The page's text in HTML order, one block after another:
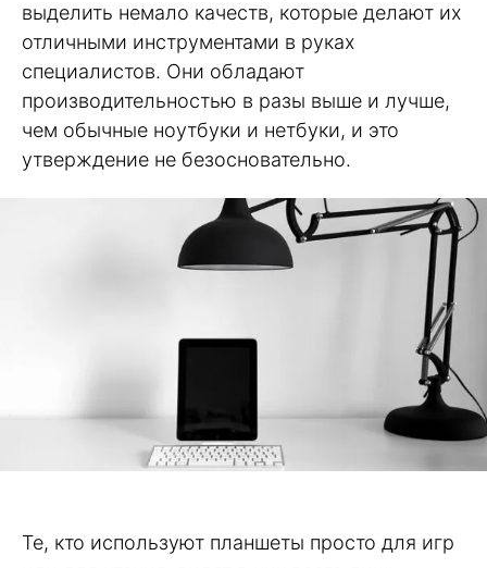
выделить немало качеств, которые делают их
отличными инструментами в руках
специалистов. Они обладают
производительностью в разы выше и лучше,
чем обычные ноутбуки и нетбуки, и это
утверждение не безосновательно.
Те, кто используют планшеты просто для игр